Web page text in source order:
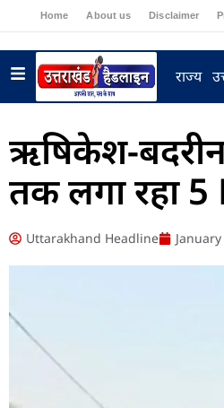
Home About us Disclaimer
राज्य
ऋषिकेश-
तक लगा रहा
Uttarakhand Headline